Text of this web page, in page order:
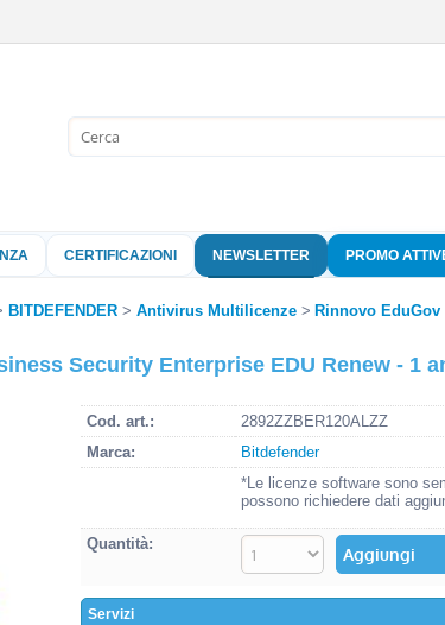
nome
clicca
Hai
CERTIFICAZIONI NEWSLETTER PROMO
BITDEFENDER Antivirus Multilicenze Rinnovo EduGov
Security Enterprise EDU Renew - 1
Cod. art.:
2892ZZBER120ALZZ
Marca:
Bitdefender
*Le licenze software sono
possono richiedere dati
Quantità:
Servizi